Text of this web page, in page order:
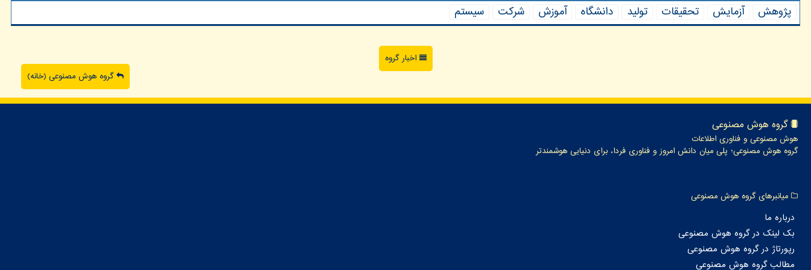
پژوهش آزمایش تحقیقات تولید دانشگاه آموزش شركت سیستم
اخبار گروه
گروه هوش مصنوعی (خانه)
گروه هوش مصنوعی
هوش مصنوعی و فناوری اطلاعات
گروه هوش مصنوعی؛ پلی میان دانش امروز و فناوری فردا، برای دنیایی هوشمندتر
میانبرهای گروه هوش مصنوعی
درباره ما
بک لینک در گروه هوش مصنوعی
رپورتاژ در گروه هوش مصنوعی
مطالب گروه هوش مصنوعی